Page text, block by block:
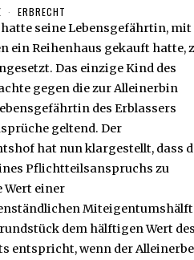
ERBRECHT
seine Lebensgefährtin, mit
ein Reihenhaus gekauft hatte,
Das einzige Kind des
gegen die zur Alleinerbin
des Erblassers
geltend. Der
hat nun klargestellt, dass
Pflichtteilsanspruchs zu
Wert einer
dem hälftigen Wert des
entspricht, wenn der Alleinerbe